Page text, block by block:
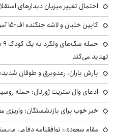
احتمال تغییر میزبان دیدارهای
کابین خلبان و لاشه جنگنده اف-۱۵ آمریکایی که با پدافند ایران سرنگون شد
تهدید می‌کند
بارش باران، رعدوبرق و طوفان
ادعای وال‌استریت ژورنال: حمله
خبر خوب برای بازنشستگان: واریزی
مقام سعودی: توافقنامه دفاعی